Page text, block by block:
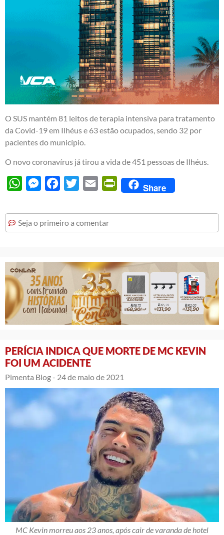
O SUS mantém 81 leitos de terapia intensiva para tratamento
da Covid-19 em Ilhéus e 63 estão ocupados, sendo 32 por
pacientes do município.
O novo coronavírus já tirou a vida de 451 pessoas de Ilhéus.
WhatsAppMessengerFacebook
Twitter Email PrintFriendly
Share
Seja o primeiro a comentar
PERÍCIA INDICA QUE MORTE DE MC KEVIN
FOI UM ACIDENTE
Pimenta Blog - 24 de maio de 2021
MC Kevin morreu aos 23 anos, após cair de varanda de hotel